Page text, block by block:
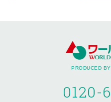
PRODUCED BY
0120-